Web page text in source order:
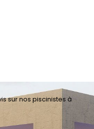
sur nos piscinistes à